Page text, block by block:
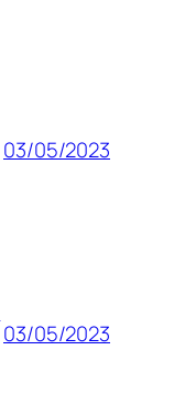
03/05/2023
03/05/2023